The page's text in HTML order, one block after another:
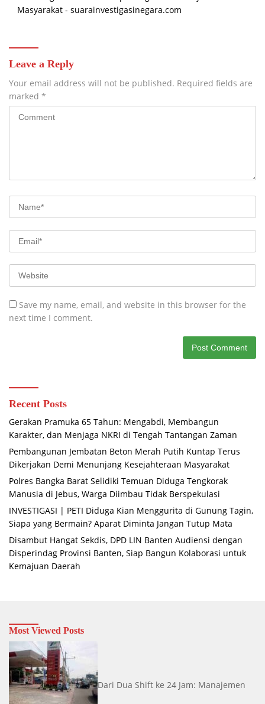
Masyarakat - suarainvestigasinegara.com
Leave a Reply
Your email address will not be published. Required fields are
marked *
Save my name, email, and website in this browser for the
next time I comment.
Recent Posts
Gerakan Pramuka 65 Tahun: Mengabdi, Membangun
Karakter, dan Menjaga NKRI di Tengah Tantangan Zaman
Pembangunan Jembatan Beton Merah Putih Kuntap Terus
Dikerjakan Demi Menunjang Kesejahteraan Masyarakat
Polres Bangka Barat Selidiki Temuan Diduga Tengkorak
Manusia di Jebus, Warga Diimbau Tidak Berspekulasi
INVESTIGASI | PETI Diduga Kian Menggurita di Gunung Tagin,
Siapa yang Bermain? Aparat Diminta Jangan Tutup Mata
Disambut Hangat Sekdis, DPD LIN Banten Audiensi dengan
Disperindag Provinsi Banten, Siap Bangun Kolaborasi untuk
Kemajuan Daerah
Most Viewed Posts
Dari Dua Shift ke 24 Jam: Manajemen